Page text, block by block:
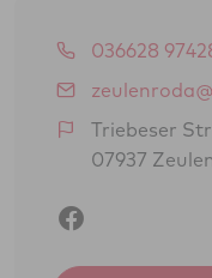
Amtliche
036628
Triebeser
07937